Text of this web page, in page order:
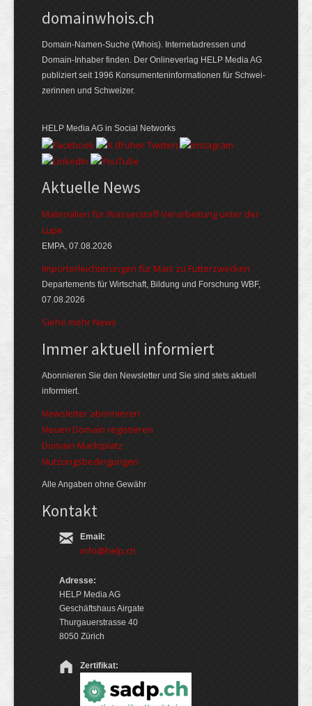
domainwhois.ch
Domain-Namen-Suche (Whois). Internet­adressen und
Domain-Inhaber finden. Der Online­verlag HELP Media AG
publiziert seit 1996 Konsumenten­informationen für Schwei­
zerinnen und Schweizer.
HELP Media AG in Social Networks
Aktuelle News
Materialien für Wasserstoff-Verarbeitung unter der
Lupe
EMPA, 07.08.2026
Importerleichterungen für Mais zu Futterzwecken
Departements für Wirtschaft, Bildung und Forschung WBF,
07.08.2026
Siehe mehr News
Immer aktuell informiert
Abonnieren Sie den Newsletter und Sie sind stets aktuell
informiert.
Newsletter abonnieren
Neuen Domain registieren
Domain-Marktplatz
Nutzungsbedingungen
Alle Angaben ohne Gewähr
Kontakt
Email:
info@help.ch
Adresse:
HELP Media AG
Geschäftshaus Airgate
Thurgauerstrasse 40
8050 Zürich
Zertifikat: